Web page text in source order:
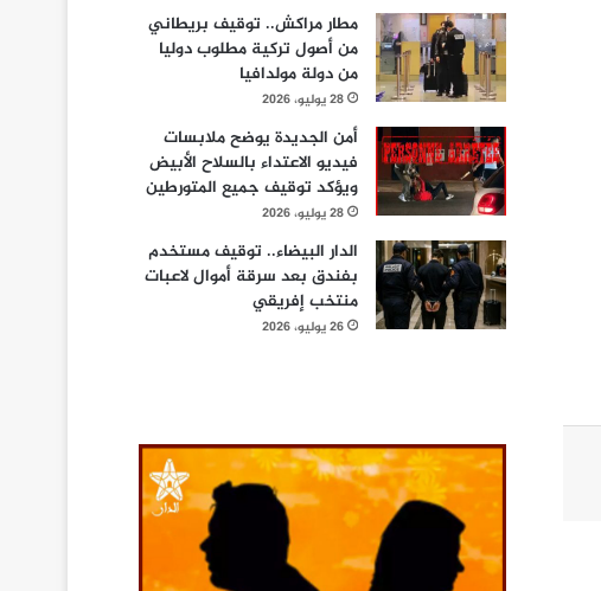
مطار مراكش.. توقيف بريطاني
من أصول تركية مطلوب دوليا
من دولة مولدافيا
28 يوليو، 2026
أمن الجديدة يوضح ملابسات
فيديو الاعتداء بالسلاح الأبيض
ويؤكد توقيف جميع المتورطين
28 يوليو، 2026
الدار البيضاء.. توقيف مستخدم
بفندق بعد سرقة أموال لاعبات
منتخب إفريقي
26 يوليو، 2026